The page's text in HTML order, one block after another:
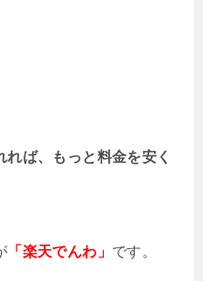
?
を送信取り消しすると通
相手にバレる？間違えた
れば、もっと料金を安く
「楽天でんわ」 です。